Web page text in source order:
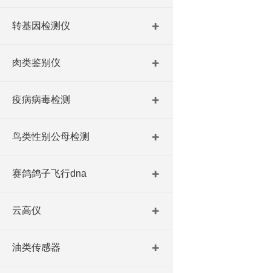
转基因检测仪
肉类鉴别仪
疫病病毒检测
鸟类性别公母检测
赛鸽鸽子飞行dna
云高仪
油类传感器